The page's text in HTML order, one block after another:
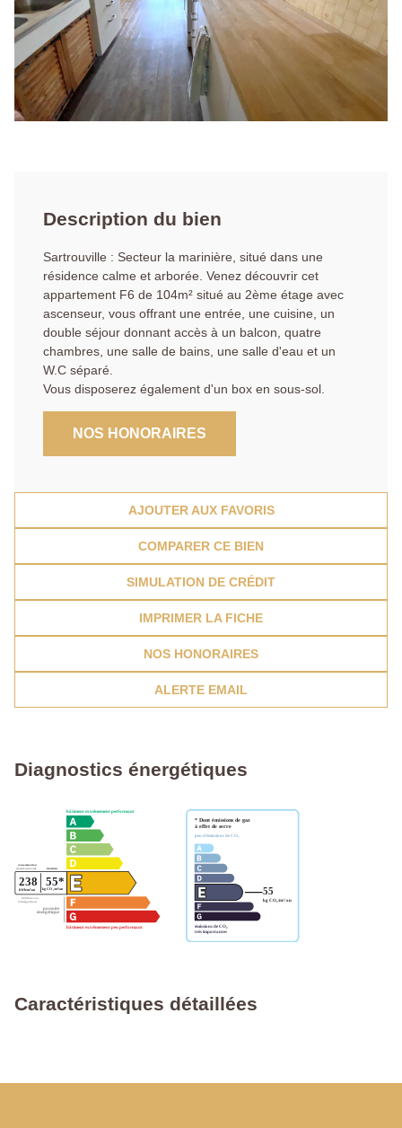
Description du bien
Sartrouville : Secteur la marinière, situé dans une
résidence calme et arborée. Venez découvrir cet
appartement F6 de 104m² situé au 2ème étage avec
ascenseur, vous offrant une entrée, une cuisine, un
double séjour donnant accès à un balcon, quatre
chambres, une salle de bains, une salle d'eau et un
W.C séparé.
Vous disposerez également d'un box en sous-sol.
NOS HONORAIRES
AJOUTER AUX FAVORIS
COMPARER CE BIEN
SIMULATION DE CRÉDIT
IMPRIMER LA FICHE
NOS HONORAIRES
ALERTE EMAIL
Diagnostics énergétiques
Caractéristiques détaillées